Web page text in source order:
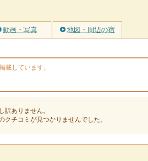
動画・写真 地図・周辺の宿
載しています。
訳ありません。
クチコミが見つかりませんでした。